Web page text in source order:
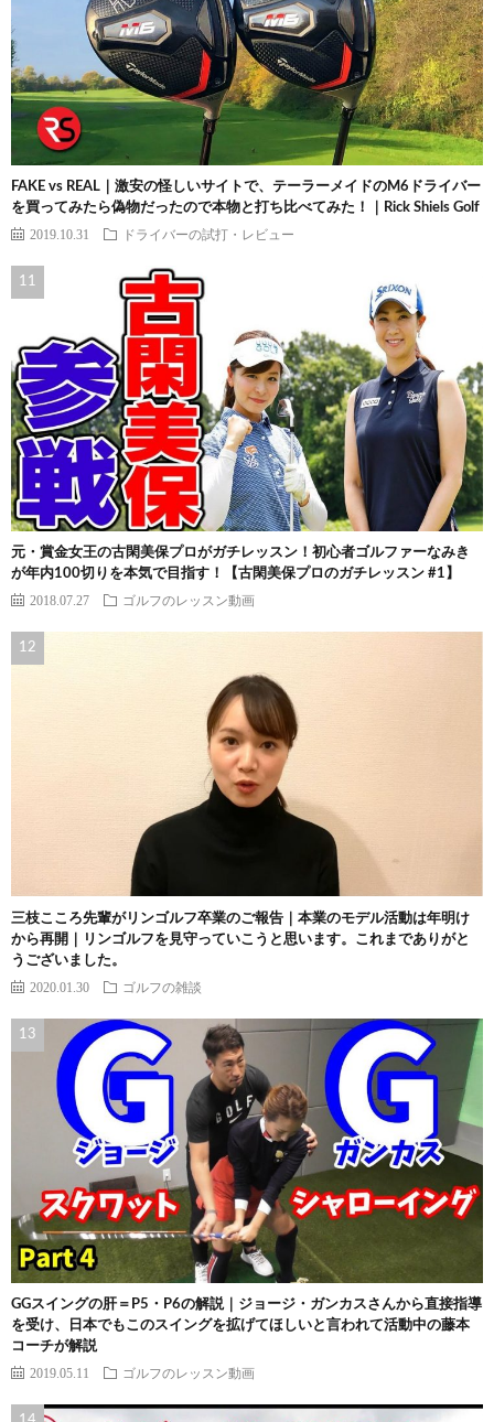
FAKE vs REAL｜激安の怪しいサイトで、テーラーメイドのM6ドライバー
を買ってみたら偽物だったので本物と打ち比べてみた！｜Rick Shiels Golf
2019.10.31 ドライバーの試打・レビュー
元・賞金女王の古閑美保プロがガチレッスン！初心者ゴルファーなみき
が年内100切りを本気で目指す！【古閑美保プロのガチレッスン #1】
2018.07.27 ゴルフのレッスン動画
三枝こころ先輩がリンゴルフ卒業のご報告｜本業のモデル活動は年明け
から再開｜リンゴルフを見守っていこうと思います。これまでありがと
うございました。
2020.01.30 ゴルフの雑談
GGスイングの肝＝P5・P6の解説｜ジョージ・ガンカスさんから直接指導
を受け、日本でもこのスイングを拡げてほしいと言われて活動中の藤本
コーチが解説
2019.05.11 ゴルフのレッスン動画